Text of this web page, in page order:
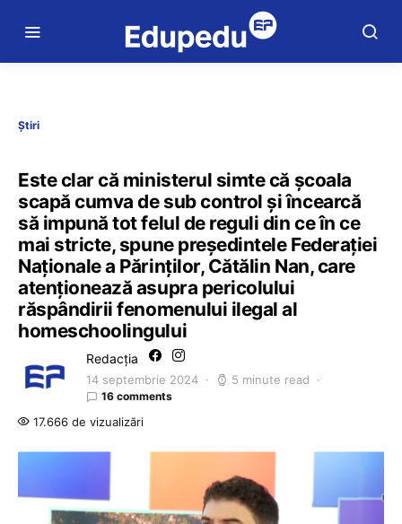
Știri
Este clar că ministerul simte că școala
scapă cumva de sub control și încearcă
să impună tot felul de reguli din ce în ce
mai stricte, spune președintele Federației
Naționale a Părinților, Cătălin Nan, care
atenționează asupra pericolului
răspândirii fenomenului ilegal al
homeschoolingului
Redacția
14 septembrie 2024 5 minute read
16 comments
17.666 de vizualizări